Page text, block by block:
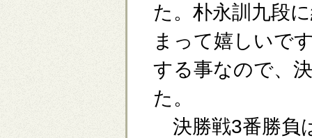
た。朴永訓九段
まって嬉しいで
する事なので、
た。
決勝戦3番勝負